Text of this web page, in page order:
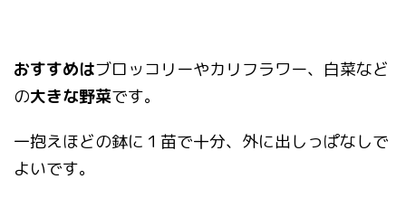
おすすめはブロッコリーやカリフラワー、白菜など
の大きな野菜です。
一抱えほどの鉢に１苗で十分、外に出しっぱなしで
よいです。